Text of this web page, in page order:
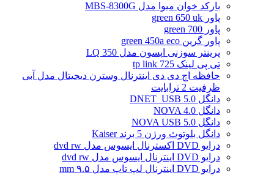
بارکد خوان میوا مدل MBS-8300G
پاور green 650 uk
پاور green 700
پاور گرین green 450a eco
پرینتر سوزنی اپسون مدل LQ 350
تی پی لینک tp link 725
حافظه اچ دی دی اینترنال وسترن دیجیتال مدل آبی
ظرفیت 2 ترابایت
دانگل DNET_USB 5.0
دانگل NOVA 4.0
دانگل NOVA USB 5.0
دانگل بلوتوث ورژن 5 برند Kaiser
درایو DVD اکسترنال ایسوس مدل dvd rw
درایو DVD اینترنال ایسوس مدل dvd rw
درایو DVD اینترنال لپ تاپ مدل ۹.۵ mm